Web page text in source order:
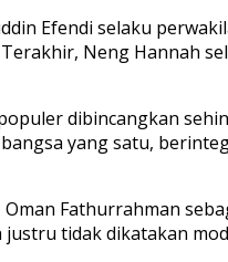
Efendi selaku
Neng Hannah
dibincangkan
yang satu,
Oman Fathurrahman
justru tidak dikatakan